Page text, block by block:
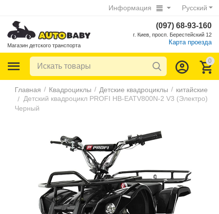
Русский
Информация
Магазин детского транспорта
(097) 68-93-160
г. Киев, просп. Берестейский 12
Карта проезда
0
Главная / Квадроциклы / Детские квадроциклы / китайские
/ Детский квадроцикл PROFI HB-EATV800N-2 V3 (Электро)
Черный